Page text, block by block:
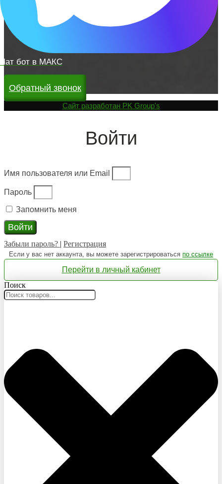
Чат бот в МАКС
Обратный звонок
Cайт разработан PK Group's
Войти
Имя пользователя или Email
Пароль
Запомнить меня
Войти
Забыли пароль? | Регистрация
Если у вас нет аккаунта, вы можете зарегистрироваться по ссылке
Перейти в личный кабинет
Поиск